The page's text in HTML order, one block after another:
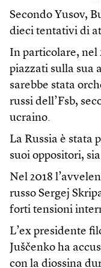
Secondo Yusov,
dieci tentativi di
In particolare, nel
piazzati sulla sua
sarebbe stata
russi dell’Fsb,
ucraino.
La Russia è stata
suoi oppositori,
Nel 2018
russo Sergej
forti tensioni
L’ex presidente
Juščenko ha
con la diossina